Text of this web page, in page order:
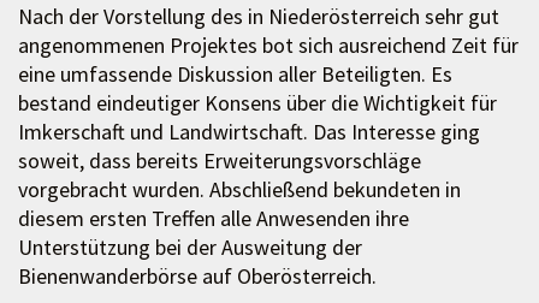
Nach der Vorstellung des in Niederösterreich sehr gut
angenommenen Projektes bot sich ausreichend Zeit für
eine umfassende Diskussion aller Beteiligten. Es
bestand eindeutiger Konsens über die Wichtigkeit für
Imkerschaft und Landwirtschaft. Das Interesse ging
soweit, dass bereits Erweiterungsvorschläge
vorgebracht wurden. Abschließend bekundeten in
diesem ersten Treffen alle Anwesenden ihre
Unterstützung bei der Ausweitung der
Bienenwanderbörse auf Oberösterreich.